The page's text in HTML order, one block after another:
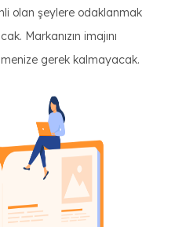
olan şeylere odaklanmak
Markanızın imajını
gerek kalmayacak.